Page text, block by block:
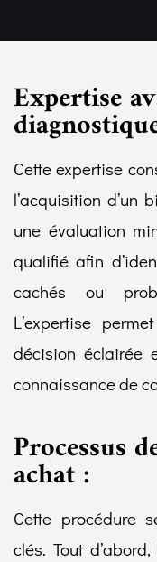
Expertise
Cette expertise
l’acquisition d’un
une évaluation
qualifié afin
cachés ou
L’expertise
décision éclairée
connaissance de
Processus
achat :
Cette procédure
clés. Tout